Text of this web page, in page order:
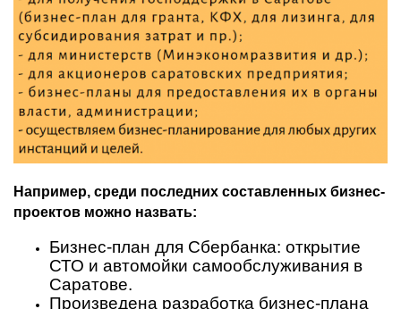
Например, среди последних составленных бизнес-
проектов можно назвать:
Бизнес-план для Сбербанка: открытие
СТО и автомойки самообслуживания в
Саратове.
Произведена разработка бизнес-плана